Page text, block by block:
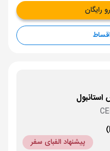
رایگان
پیشنهاد الفبای سفر